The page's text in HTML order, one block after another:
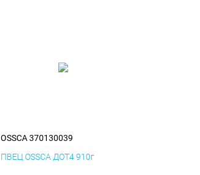
OSSCA 370130039
ПВЕЦ OSSCA ДОТ4 910г